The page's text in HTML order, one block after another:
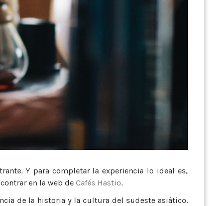
Y para completar la experiencia lo ideal es,
en la web de Cafés Hastio.
de la historia y la cultura del sudeste asiático.